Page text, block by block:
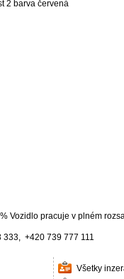
2 barva červená
Vozidlo pracuje v plném
​+420 739 777 111
Všetky